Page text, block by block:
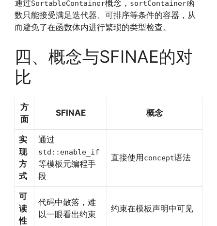
通过SortableContainer概念， sortContainer函
数只能接受满足迭代器、可排序等条件的容器，从
而避免了在函数体内进行繁琐的类型检查。
四、概念与SFINAE的对
比
方
面
SFINAE 概念
实
现
方
式
通过
std::enable_if
等模板元编程手
段
直接使用concept语法
可
读
性
代码中散落，难
以一眼看出约束
约束在模板声明中可见